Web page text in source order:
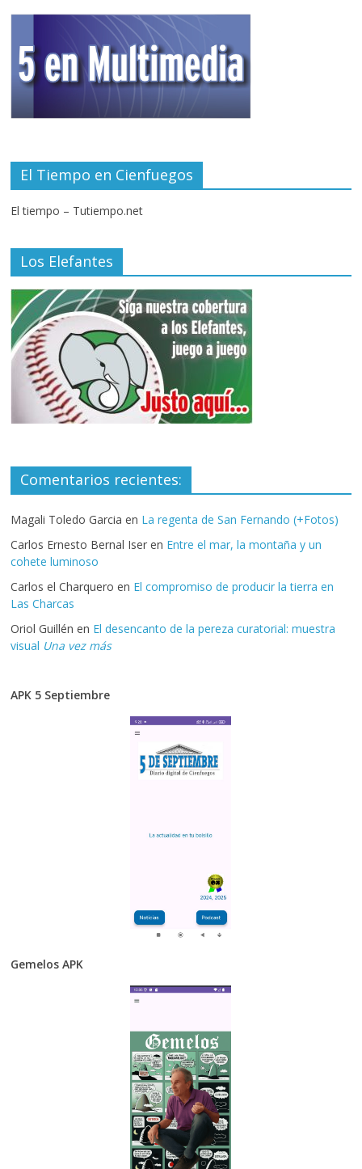
El Tiempo en Cienfuegos
El tiempo – Tutiempo.net
Los Elefantes
Comentarios recientes:
Magali Toledo Garcia en La regenta de San Fernando (+Fotos)
Carlos Ernesto Bernal Iser en Entre el mar, la montaña y un
cohete luminoso
Carlos el Charquero en El compromiso de producir la tierra en
Las Charcas
Oriol Guillén en El desencanto de la pereza curatorial: muestra
visual Una vez más
APK 5 Septiembre
Gemelos APK